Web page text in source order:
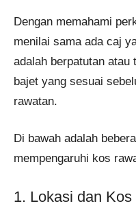
Dengan memahami
menilai sama ada caj
adalah berpatutan atau
bajet yang sesuai
rawatan.
Di bawah adalah
mempengaruhi kos
1. Lokasi dan